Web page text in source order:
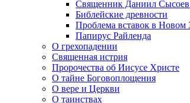
Священник Даниил Сысоев
Библейские древности
Проблема вставок в Новом
Папирус Райленда
О грехопадении
Священная истрия
Пророчества об Иисусе Христе
О тайне Боговоплощения
О вере и Церкви
О таинствах